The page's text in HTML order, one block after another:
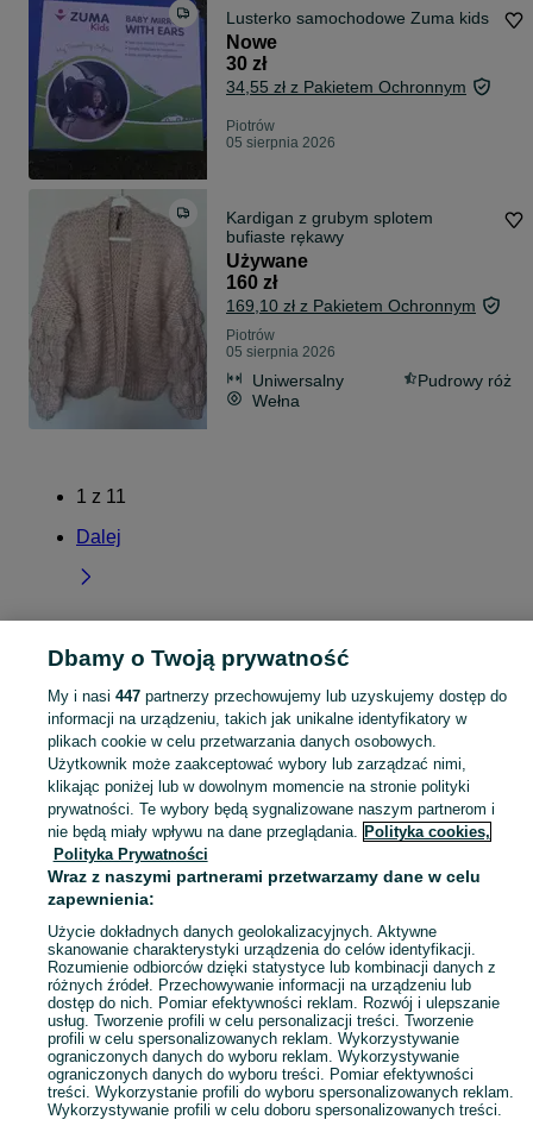
Lusterko samochodowe Zuma kids
Nowe
30 zł
34,55 zł z Pakietem Ochronnym
Piotrów
05 sierpnia 2026
Kardigan z grubym splotem
bufiaste rękawy
Używane
160 zł
169,10 zł z Pakietem Ochronnym
Piotrów
05 sierpnia 2026
Uniwersalny
Pudrowy róż
Wełna
1 z 11
Dalej
Strona główna Wielkopolskie Piotrów
KATEGORIA
Skorzystaj z największego serwisu ogłoszeniowego - Piotrów i okolice! Kupuj to, czego pragniesz i sprzedawaj to, czego już nie potrzebujesz! Zobacz
Mapa kategorii
Mapa miejscowości
Mapa ministron
Popularne wyszukiwania
Dbamy o Twoją prywatność
My i nasi 447partnerzy przechowujemy lub uzyskujemy dostęp do
informacji na urządzeniu, takich jak unikalne identyfikatory w
plikach cookie w celu przetwarzania danych osobowych.
Użytkownik może zaakceptować wybory lub zarządzać nimi,
klikając poniżej lub w dowolnym momencie na stronie polityki
prywatności. Te wybory będą sygnalizowane naszym partnerom i
nie będą miały wpływu na dane przeglądania. Polityka cookies,
Polityka Prywatności
Wraz z naszymi partnerami przetwarzamy dane w celu
zapewnienia:
Użycie dokładnych danych geolokalizacyjnych. Aktywne
skanowanie charakterystyki urządzenia do celów identyfikacji.
Rozumienie odbiorców dzięki statystyce lub kombinacji danych z
różnych źródeł. Przechowywanie informacji na urządzeniu lub
dostęp do nich. Pomiar efektywności reklam. Rozwój i ulepszanie
usług. Tworzenie profili w celu personalizacji treści. Tworzenie
profili w celu spersonalizowanych reklam. Wykorzystywanie
ograniczonych danych do wyboru reklam. Wykorzystywanie
ograniczonych danych do wyboru treści. Pomiar efektywności
treści. Wykorzystanie profili do wyboru spersonalizowanych reklam.
Wykorzystywanie profili w celu doboru spersonalizowanych treści.